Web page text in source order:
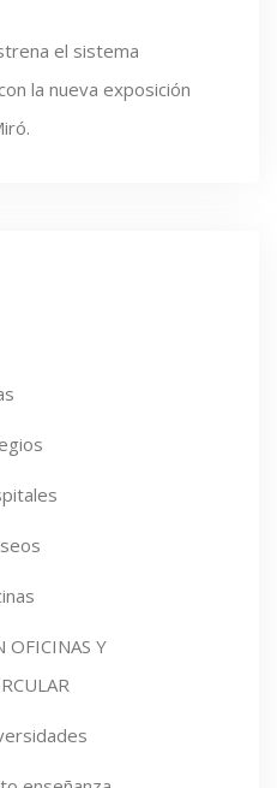
el sistema
la nueva exposición
OFICINAS Y